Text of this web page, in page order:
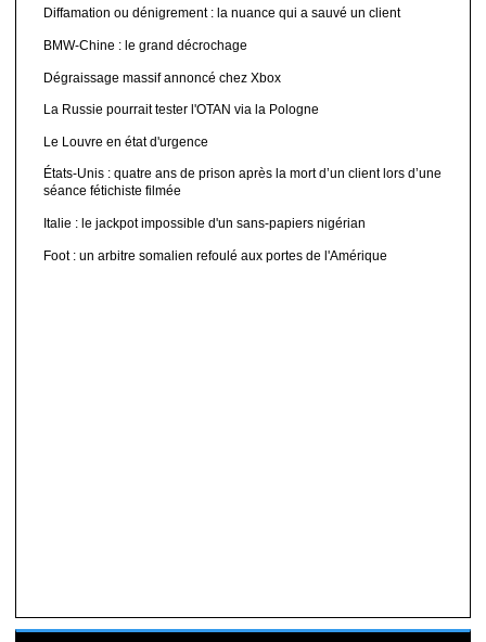
Diffamation ou dénigrement : la nuance qui a sauvé un client
BMW-Chine : le grand décrochage
Dégraissage massif annoncé chez Xbox
La Russie pourrait tester l'OTAN via la Pologne
Le Louvre en état d'urgence
États-Unis : quatre ans de prison après la mort d’un client lors d’une
séance fétichiste filmée
Italie : le jackpot impossible d'un sans-papiers nigérian
Foot : un arbitre somalien refoulé aux portes de l'Amérique